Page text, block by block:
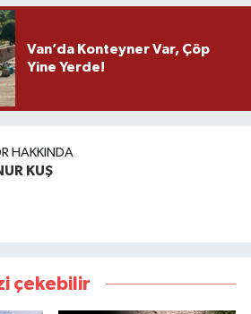
Van’da Konteyner Var, Çöp
Yine Yerde!
HAKKINDA
KUŞ
çekebilir